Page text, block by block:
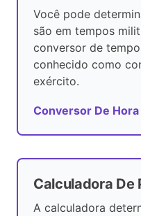
Você pode
são em tempos
conversor de
conhecido como
exército.
Conversor De
Calculadora De
A calculadora